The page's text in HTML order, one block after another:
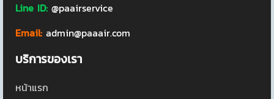
Line ID: @paairservice
Email: admin@paaair.com
บริการของเรา
หน้าแรก